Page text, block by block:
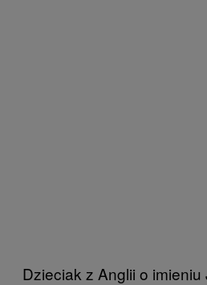
Dzieciak z Anglii o imieniu